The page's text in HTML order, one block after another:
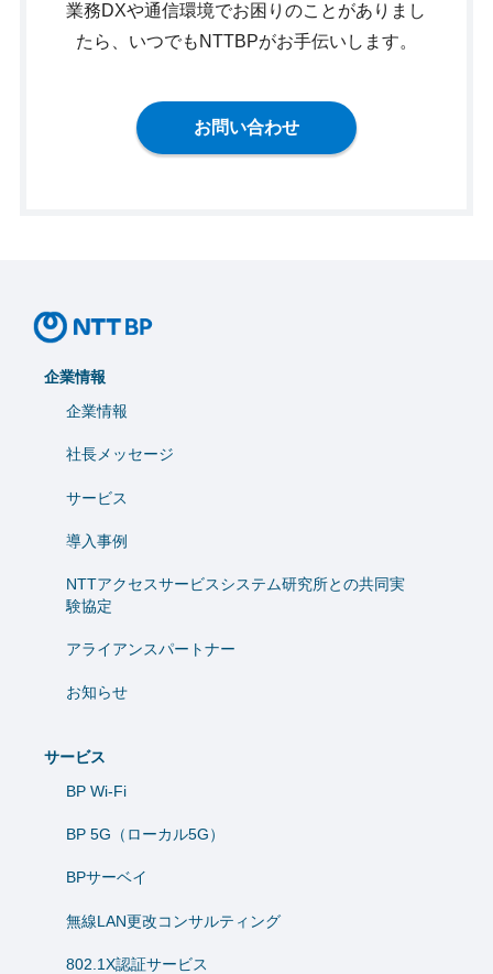
業務DXや通信環境でお困りのことがありまし
たら、いつでもNTTBPがお手伝いします。
お問い合わせ
企業情報
企業情報
社長メッセージ
サービス
導入事例
NTTアクセスサービスシステム研究所との共同実
験協定
アライアンスパートナー
お知らせ
サービス
BP Wi-Fi
BP 5G（ローカル5G）
BPサーベイ
無線LAN更改コンサルティング
802.1X認証サービス